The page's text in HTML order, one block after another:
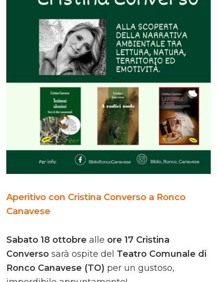
Aperitivo con Cristina Converso a Ronco
Canavese
Sabato 18 ottobre alle ore 17 Cristina
Converso sarà ospite del Teatro Comunale di
Ronco Canavese (TO) per un gustoso,